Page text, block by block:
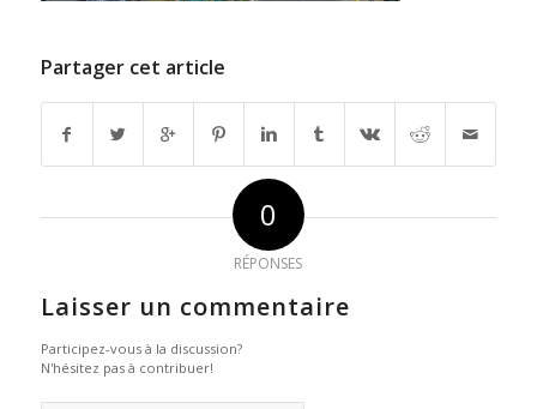
Partager cet article
0
RÉPONSES
Laisser un commentaire
Participez-vous à la discussion?
N'hésitez pas à contribuer!